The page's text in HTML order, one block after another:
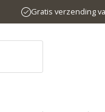
Gratis verzending